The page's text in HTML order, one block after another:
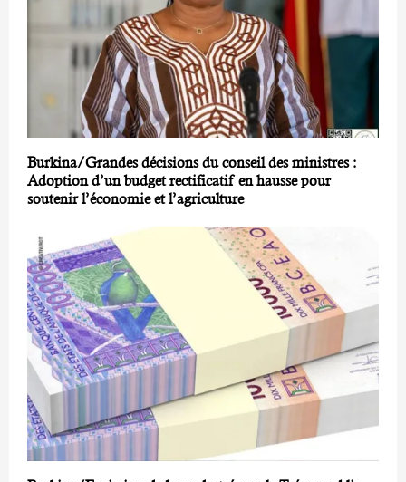
Burkina/Grandes décisions du conseil des ministres :
Adoption d’un budget rectificatif en hausse pour
soutenir l’économie et l’agriculture